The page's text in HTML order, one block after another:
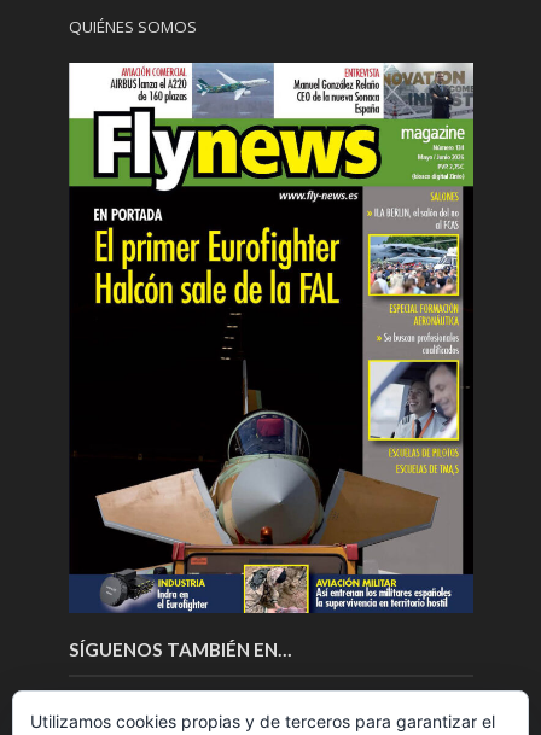
QUIÉNES SOMOS
SÍGUENOS TAMBIÉN EN…
Utilizamos cookies propias y de terceros para garantizar el